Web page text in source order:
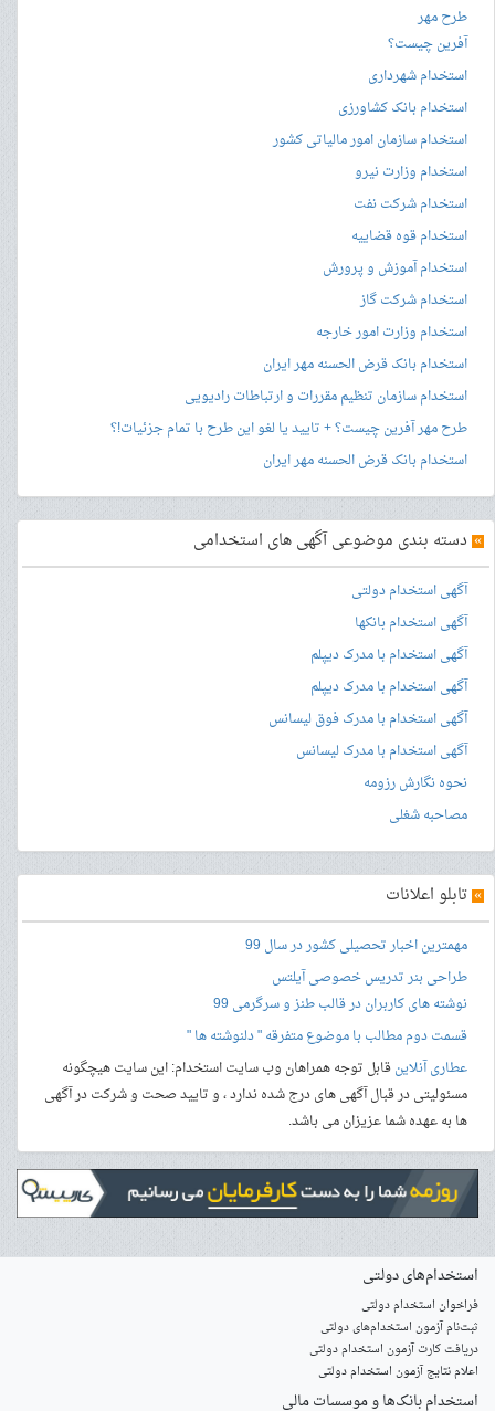
طرح مهر
آفرین چیست؟
استخدام شهرداری
استخدام بانک کشاورزی
استخدام سازمان امور مالیاتی کشور
استخدام وزارت نیرو
استخدام شرکت نفت
استخدام قوه قضاییه
استخدام آموزش و پرورش
استخدام شرکت گاز
استخدام وزارت امور خارجه
استخدام بانک قرض الحسنه مهر ایران
استخدام سازمان تنظیم مقررات و ارتباطات رادیویی
طرح مهر آفرین چیست؟ + تایید یا لغو این طرح با تمام جزئیات!؟
استخدام بانک قرض الحسنه مهر ایران
» دسته بندی موضوعی آگهی های استخدامی
آگهی استخدام دولتی
آگهی استخدام بانکها
آگهی استخدام با مدرک دیپلم
آگهی استخدام با مدرک دیپلم
آگهی استخدام با مدرک فوق لیسانس
آگهی استخدام با مدرک لیسانس
نحوه نگارش رزومه
مصاحبه شغلی
» تابلو اعلانات
مهمترین اخبار تحصیلی کشور در سال 99
طراحی بنرتدریس خصوصی آیلتس
نوشته های کاربران در قالب طنز و سرگرمی 99
قسمت دوم مطالب با موضوع متفرقه " دلنوشته ها "
عطاری آنلاینقابل توجه همراهان وب سایت استخدام: این سایت هیچگونه
مسئولیتی در قبال آگهی های درج شده ندارد ، و تایید صحت و شرکت در آگهی
ها به عهده شما عزیزان می باشد.
استخدام‌های دولتی
فراخوان استخدام دولتی
ثبت‌نام آزمون‌ استخدام‌های دولتی
دریافت کارت آزمون استخدام دولتی
اعلام نتایج آزمون استخدام دولتی
استخدام‌ بانک‌ها و موسسات مالی